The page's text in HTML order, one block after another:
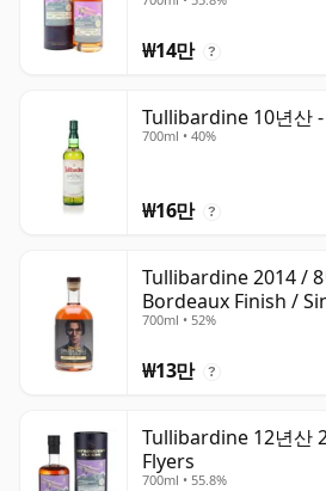
₩14만 ?
Tullibardine 10년산
700ml • 40%
₩16만 ?
Tullibardine 2014 /
Bordeaux Finish /
700ml • 52%
₩13만 ?
Tullibardine 12년산
Flyers
700ml • 55.8%